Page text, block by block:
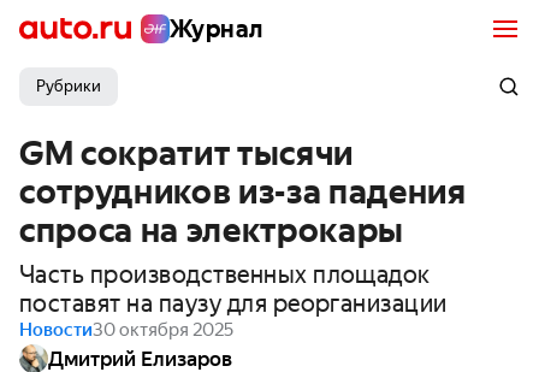
Журнал
Рубрики
GM сократит тысячи
сотрудников из-за падения
спроса на электрокары
Часть производственных площадок
поставят на паузу для реорганизации
Новости30 октября 2025
Дмитрий Елизаров